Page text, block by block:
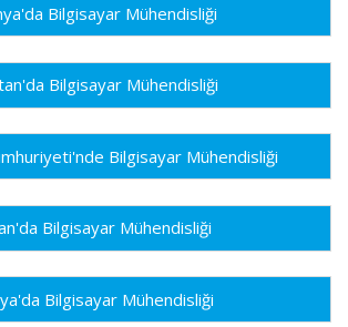
Bilgisayar Mühendisliği
Bilgisayar Mühendisliği
Bilgisayar Mühendisliği
Bilgisayar Mühendisliği
Bilgisayar Mühendisliği